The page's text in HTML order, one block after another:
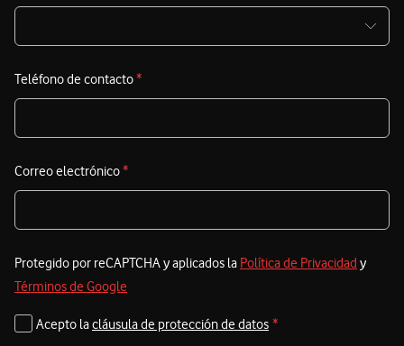
Teléfono de contacto*
Correo electrónico*
Protegido por reCAPTCHA y aplicados la Política de Privacidad y
Términos de Google
Acepto lacláusula de protección de datos *